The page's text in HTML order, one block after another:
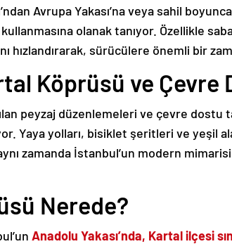
Avrupa Yakası’na veya sahil
olanak tanıyor. Özellikle
hızlandırarak, sürücülere önemli bir
Köprüsü ve Çevre
peyzaj düzenlemeleri ve çevre dostu
Yaya yolları, bisiklet şeritleri ve yeşil
zamanda İstanbul’un modern
Nerede?
Anadolu Yakası’nda, Kartal ilçesi